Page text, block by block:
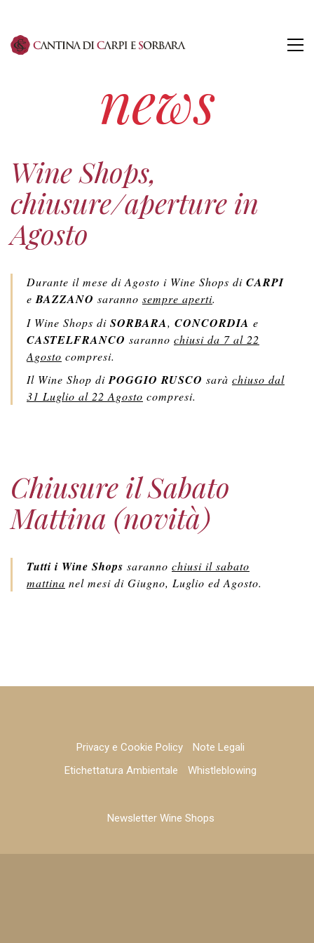
news
Wine Shops,
chiusure/aperture in
Agosto
Durante il mese di Agosto i Wine Shops di CARPI
e BAZZANO saranno sempre aperti.
I Wine Shops di SORBARA, CONCORDIA e
CASTELFRANCO saranno chiusi da 7 al 22
Agosto compresi.
Il Wine Shop di POGGIO RUSCO sarà chiuso dal
31 Luglio al 22 Agosto compresi.
Chiusure il Sabato
Mattina (novità)
Tutti i Wine Shops saranno chiusi il sabato
mattina nel mesi di Giugno, Luglio ed Agosto.
Privacy e Cookie Policy
Note Legali
Etichettatura Ambientale
Whistleblowing
Newsletter Wine Shops